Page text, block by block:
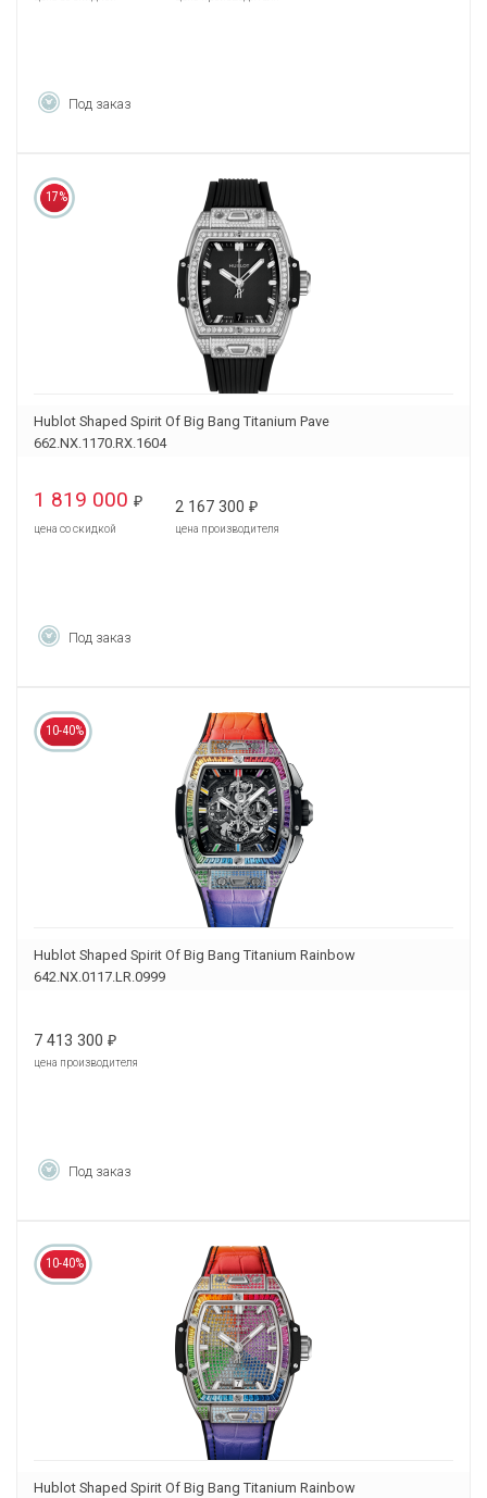
Под заказ
17%
Hublot Shaped Spirit Of Big Bang Titanium Pave
662.NX.1170.RX.1604
1 819 000 ₽
цена со скидкой
2 167 300 ₽
цена производителя
Под заказ
10-40%
Hublot Shaped Spirit Of Big Bang Titanium Rainbow
642.NX.0117.LR.0999
7 413 300 ₽
цена производителя
Под заказ
10-40%
Hublot Shaped Spirit Of Big Bang Titanium Rainbow